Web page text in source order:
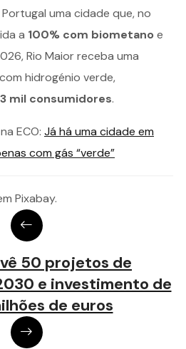
uma cidade que, no
a 100% com biometano e
Rio Maior receba uma
hidrogénio verde,
mil consumidores.
ECO: Já há uma cidade em
com gás “verde”
Pixabay.
50 projetos de
e investimento de
de euros